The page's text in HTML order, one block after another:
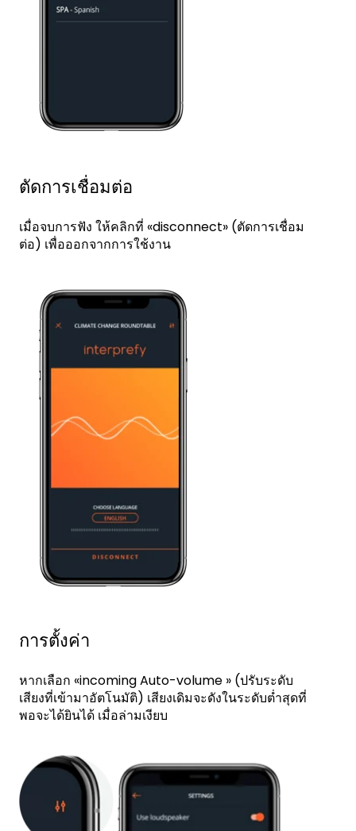
ตัดการเชื่อมต่อ
เมื่อจบการฟัง ให้คลิกที่ «disconnect» (ตัดการเชื่อม
ต่อ) เพื่อออกจากการใช้งาน
การตั้งค่า
หากเลือก «incoming Auto-volume » (ปรับระดับ
เสียงที่เข้ามาอัตโนมัติ) เสียงเดิมจะดังในระดับต่ำสุดที่
พอจะได้ยินได้ เมื่อล่ามเงียบ